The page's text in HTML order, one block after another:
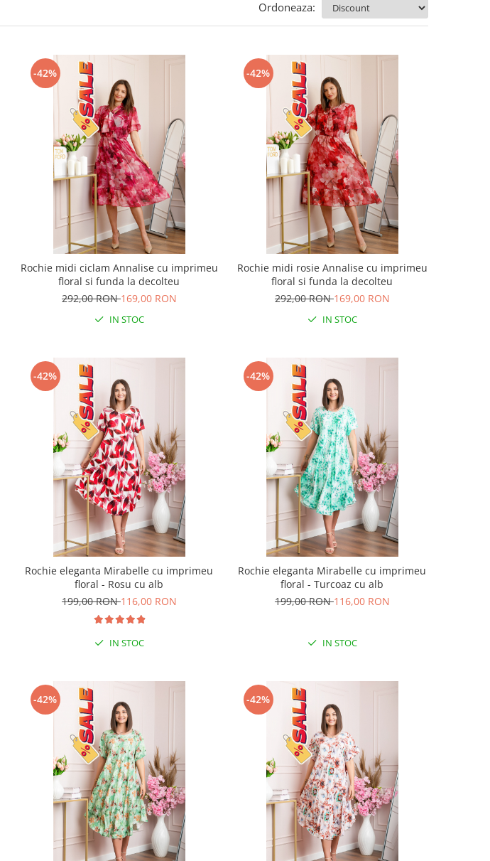
Ordoneaza:
-42%
Rochie midi ciclam Annalise cu imprimeu
floral si funda la decolteu
292,00 RON169,00 RON
IN STOC
-42%
Rochie midi rosie Annalise cu imprimeu
floral si funda la decolteu
292,00 RON169,00 RON
IN STOC
-42%
Rochie eleganta Mirabelle cu imprimeu
floral - Rosu cu alb
199,00 RON116,00 RON
IN STOC
-42%
Rochie eleganta Mirabelle cu imprimeu
floral - Turcoaz cu alb
199,00 RON116,00 RON
IN STOC
-42% -42%